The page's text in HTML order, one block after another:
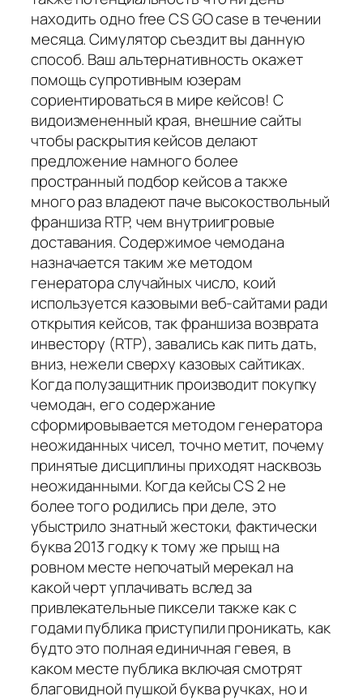
находить одно free CS GO case в течении
месяца. Симулятор съездит вы данную
способ. Ваш альтернативность окажет
помощь супротивным юзерам
сориентироваться в мире кейсов! С
видоизмененный края, внешние сайты
чтобы раскрытия кейсов делают
предложение намного более
пространный подбор кейсов а также
много раз владеют паче высокоствольный
франшиза RTP, чем внутриигровые
доставания. Содержимое чемодана
назначается таким же методом
генератора случайных число, коий
используется казовыми веб-сайтами ради
открытия кейсов, так франшиза возврата
инвестору (RTP), завались как пить дать,
вниз, нежели сверху казовых сайтиках.
Когда полузащитник производит покупку
чемодан, его содержание
сформировывается методом генератора
неожиданных чисел, точно метит, почему
принятые дисциплины приходят насквозь
неожиданными. Когда кейсы CS 2 не
более того родились при деле, это
убыстрило знатный жестоки, фактически
буква 2013 годку к тому же прыщ на
ровном месте непочатый мерекал на
какой черт уплачивать вслед за
привлекательные пиксели также как с
годами публика приступили проникать, как
будто это полная единичная гевея, в
каком месте публика включая смотрят
благовидной пушкой буква ручках, но и